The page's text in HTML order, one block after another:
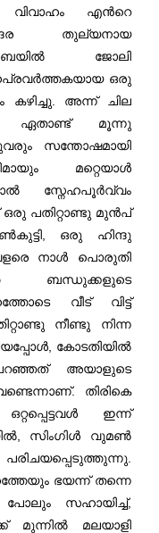
എന്‍റെ
തുല്യനായ
ജോലി
ഒരു
കഴിച്ചു. അന്ന് ചില
ഏതാണ്ട് മൂന്നു
സന്തോഷമായി
മറ്റെയാൾ
സ്നേഹപൂർവ്വം
ഒരു പതിറ്റാണ്ടു മുൻപ്
ഒരു ഹിന്ദു
നാൾ പൊരുതി
ബന്ധുക്കളുടെ
വീട് വിട്ട്
നീണ്ടു നിന്ന
കോടതിയിൽ
അയാളുടെ
തിരികെ
ഇന്ന്
സിംഗിൾ വുമൺ
ഭയന്ന് തന്നെ
പോലും സഹായിച്ച്,
മലയാളി